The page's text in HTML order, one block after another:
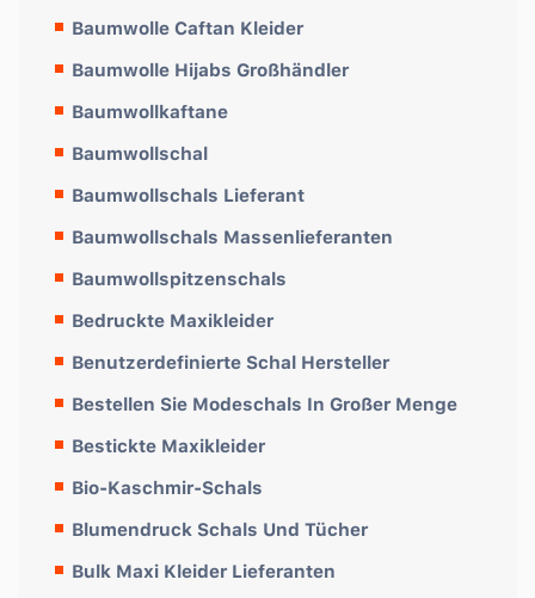
Baumwolle Caftan Kleider
Baumwolle Hijabs Großhändler
Baumwollkaftane
Baumwollschal
Baumwollschals Lieferant
Baumwollschals Massenlieferanten
Baumwollspitzenschals
Bedruckte Maxikleider
Benutzerdefinierte Schal Hersteller
Bestellen Sie Modeschals In Großer Menge
Bestickte Maxikleider
Bio-Kaschmir-Schals
Blumendruck Schals Und Tücher
Bulk Maxi Kleider Lieferanten